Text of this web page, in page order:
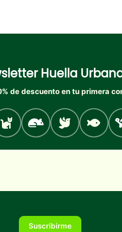
Huella
de descuento en tu primera
Gato RoedoresAves Peces
Suscribirme